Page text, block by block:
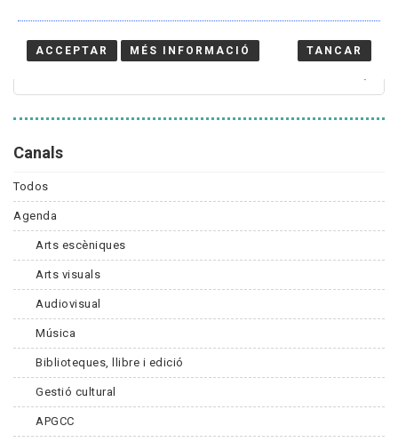
Canals
Todos
Agenda
Arts escèniques
Arts visuals
Audiovisual
Música
Biblioteques, llibre i edició
Gestió cultural
APGCC
ACCEPTAR MÉS INFORMACIÓ TANCAR